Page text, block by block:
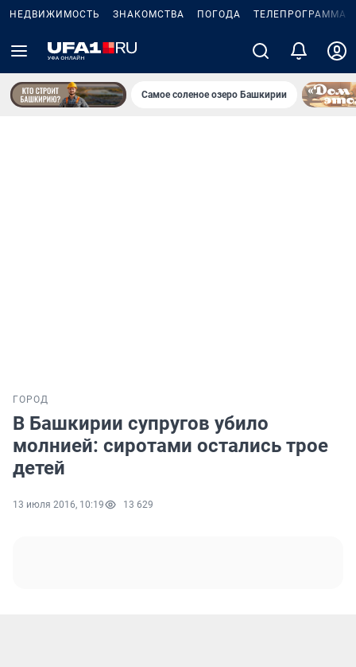
НЕДВИЖИМОСТЬ ЗНАКОМСТВА ПОГОДА ТЕЛЕПРОГРАММА
Самое соленое озеро Башкирии
ГОРОД
В Башкирии супругов убило
молнией: сиротами остались трое
детей
13 июля 2016, 10:19 13 629